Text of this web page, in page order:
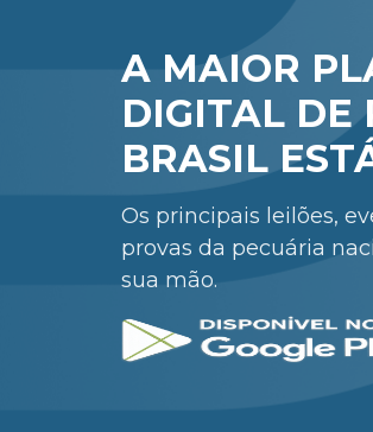
A MAIOR
DIGITAL DE
BRASIL
Os principais leilões,
provas da pecuária
sua mão.